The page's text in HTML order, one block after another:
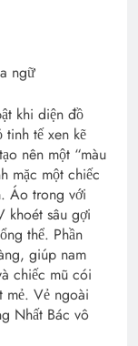
khi diện đồ
tế xen kẽ
nên một “màu
mặc một chiếc
Áo trong với
khoét sâu gợi
thể. Phần
giúp nam
chiếc mũ cói
mẻ. Vẻ ngoài
Nhất Bác vô